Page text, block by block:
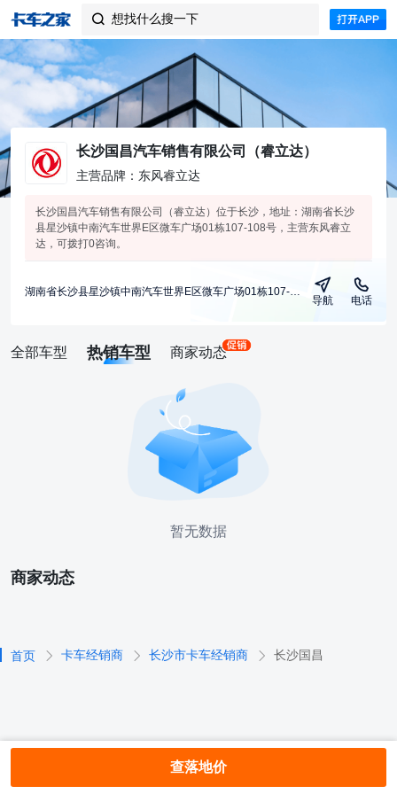
 想找什么搜一下
长沙国昌汽车销售有限公司（睿立达）
主营品牌：东风睿立达
长沙国昌汽车销售有限公司（睿立达）位于长沙，地址：湖南省长沙
县星沙镇中南汽车世界E区微车广场01栋107-108号，主营东风睿立
达，可拨打0咨询。
湖南省长沙县星沙镇中南汽车世界E区微车广场01栋107-108号
导航 电话
全部车型 热销车型 商家动态
暂无数据
商家动态
首页 卡车经销商 长沙市卡车经销商 长沙国昌
查落地价